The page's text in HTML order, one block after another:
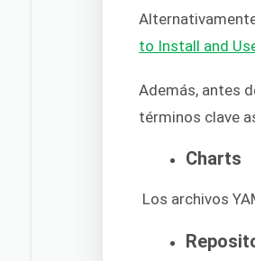
to Install and
Además, antes
términos clave
Charts
Los archivos